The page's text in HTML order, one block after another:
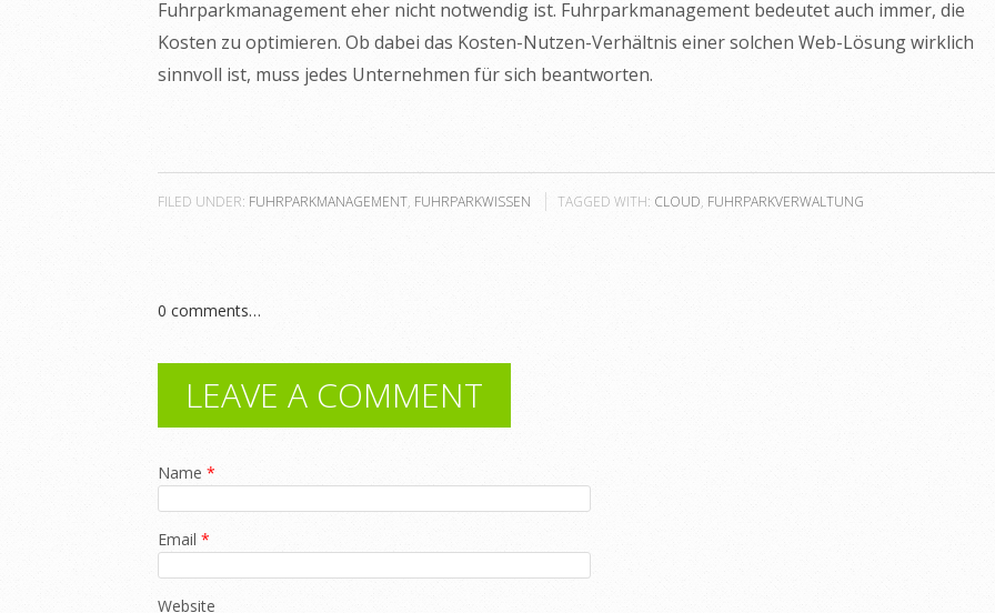
Fuhrparkmanagement eher nicht notwendig ist. Fuhrparkmanagement bedeutet auch immer, die
Kosten zu optimieren. Ob dabei das Kosten-Nutzen-Verhältnis einer solchen Web-Lösung wirklich
sinnvoll ist, muss jedes Unternehmen für sich beantworten.
FILED UNDER: FUHRPARKMANAGEMENT, FUHRPARKWISSEN TAGGED WITH: CLOUD, FUHRPARKVERWALTUNG
0 comments…
LEAVE A COMMENT
Name *
Email *
Website